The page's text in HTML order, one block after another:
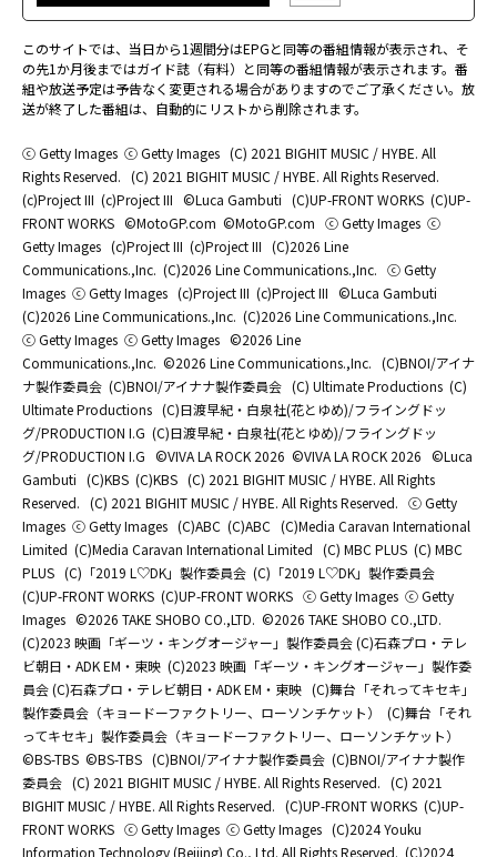
このサイトでは、当日から1週間分はEPGと同等の番組情報が表示され、そ
の先1か月後まではガイド誌（有料）と同等の番組情報が表示されます。番
組や放送予定は予告なく変更される場合がありますのでご了承ください。放
送が終了した番組は、自動的にリストから削除されます。
ⓒ Getty Images ⓒ Getty Images (C) 2021 BIGHIT MUSIC / HYBE. All
Rights Reserved. (C) 2021 BIGHIT MUSIC / HYBE. All Rights Reserved.
(c)Project III (c)Project III ©Luca Gambuti (C)UP-FRONT WORKS (C)UP-
FRONT WORKS ©MotoGP.com ©MotoGP.com ⓒ Getty Images ⓒ
Getty Images (c)Project III (c)Project III (C)2026 Line
Communications.,Inc. (C)2026 Line Communications.,Inc. ⓒ Getty
Images ⓒ Getty Images (c)Project III (c)Project III ©Luca Gambuti
(C)2026 Line Communications.,Inc. (C)2026 Line Communications.,Inc.
ⓒ Getty Images ⓒ Getty Images ©2026 Line
Communications.,Inc. ©2026 Line Communications.,Inc. (C)BNOI/アイナ
ナ製作委員会 (C)BNOI/アイナナ製作委員会 (C) Ultimate Productions (C)
Ultimate Productions (C)日渡早紀・白泉社(花とゆめ)/フライングドッ
グ/PRODUCTION I.G (C)日渡早紀・白泉社(花とゆめ)/フライングドッ
グ/PRODUCTION I.G ©️VIVA LA ROCK 2026 ©️VIVA LA ROCK 2026 ©Luca
Gambuti (C)KBS (C)KBS (C) 2021 BIGHIT MUSIC / HYBE. All Rights
Reserved. (C) 2021 BIGHIT MUSIC / HYBE. All Rights Reserved. ⓒ Getty
Images ⓒ Getty Images (C)ABC (C)ABC (C)Media Caravan International
Limited (C)Media Caravan International Limited (C) MBC PLUS (C) MBC
PLUS (C)「2019 L♡DK」製作委員会 (C)「2019 L♡DK」製作委員会
(C)UP-FRONT WORKS (C)UP-FRONT WORKS ⓒ Getty Images ⓒ Getty
Images ©2026 TAKE SHOBO CO.,LTD. ©2026 TAKE SHOBO CO.,LTD.
(C)2023 映画「ギーツ・キングオージャー」製作委員会 (C)石森プロ・テレ
ビ朝日・ADK EM・東映 (C)2023 映画「ギーツ・キングオージャー」製作委
員会 (C)石森プロ・テレビ朝日・ADK EM・東映 (C)舞台「それってキセキ」
製作委員会（キョードーファクトリー、ローソンチケット）
(C)舞台「それ
ってキセキ」製作委員会（キョードーファクトリー、ローソンチケット）
©BS-TBS ©BS-TBS (C)BNOI/アイナナ製作委員会 (C)BNOI/アイナナ製作
委員会 (C) 2021 BIGHIT MUSIC / HYBE. All Rights Reserved. (C) 2021
BIGHIT MUSIC / HYBE. All Rights Reserved. (C)UP-FRONT WORKS (C)UP-
FRONT WORKS ⓒ Getty Images ⓒ Getty Images (C)2024 Youku
Information Technology (Beijing) Co., Ltd. All Rights Reserved. (C)2024